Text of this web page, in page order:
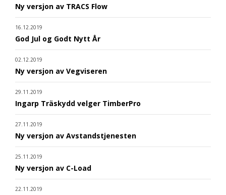
Ny versjon av TRACS Flow
16.12.2019
God Jul og Godt Nytt År
02.12.2019
Ny versjon av Vegviseren
29.11.2019
Ingarp Träskydd velger TimberPro
27.11.2019
Ny versjon av Avstandstjenesten
25.11.2019
Ny versjon av C-Load
22.11.2019